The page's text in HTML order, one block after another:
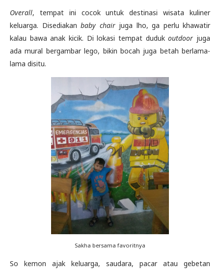
Overall, tempat ini cocok untuk destinasi wisata kuliner
keluarga. Disediakan baby chairjuga lho, ga perlu khawatir
kalau bawa anak kicik. Di lokasi tempat dudukoutdoor juga
ada mural bergambar lego, bikin bocah juga betah berlama-
lama disitu.
Sakha bersama favoritnya
So kemon ajak keluarga, saudara, pacar atau gebetan